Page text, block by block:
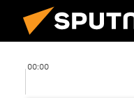
00:00